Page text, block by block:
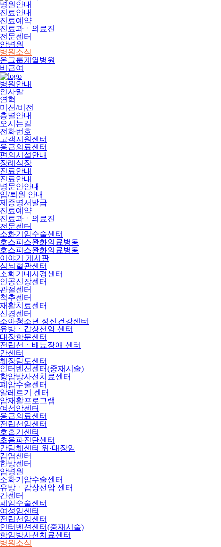
병원안내
진료안내
진료예약
진료과ㆍ의료진
전문센터
암병원
병원소식
온그룹계열병원
비급여
병원안내
인사말
연혁
미션/비전
층별안내
오시는길
전화번호
고객지원센터
응급의료센터
편의시설안내
장례식장
진료안내
진료안내
병문안안내
입/퇴원 안내
제증명서발급
진료예약
진료과ㆍ의료진
전문센터
소화기암수술센터
호스피스완화의료병동
호스피스완화의료병동
이야기 게시판
심뇌혈관센터
소화기내시경센터
인공신장센터
관절센터
척추센터
재활치료센터
신경센터
소아청소년 정신건강센터
유방ㆍ갑상선암 센터
대장항문센터
전립선ㆍ배뇨장애 센터
간센터
췌장담도센터
인터벤션센터(중재시술)
항암방사선치료센터
폐암수술센터
알레르기 센터
암재활프로그램
여성암센터
응급의료센터
전립선암센터
호흡기센터
초음파진단센터
간담췌센터 위·대장암
감염센터
한방센터
암병원
소화기암수술센터
유방ㆍ갑상선암 센터
간센터
폐암수술센터
여성암센터
전립선암센터
인터벤션센터(중재시술)
항암방사선치료센터
병원소식